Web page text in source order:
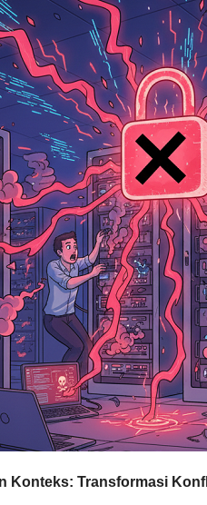
Konteks: Transformasi